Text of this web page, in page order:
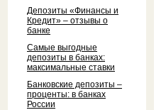
Депозиты «Финансы и
Кредит» – отзывы о
банке
Самые выгодные
депозиты в банках:
максимальные ставки
Банковские депозиты –
проценты: в банках
России